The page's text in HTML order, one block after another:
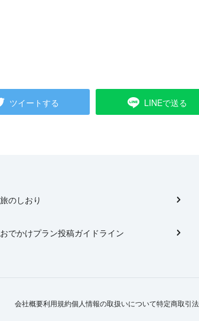
ツイートする LINEで送る
旅のしおり
おでかけプラン投稿ガイドライン
会社概要利用規約個人情報の取扱いについて特定商取引